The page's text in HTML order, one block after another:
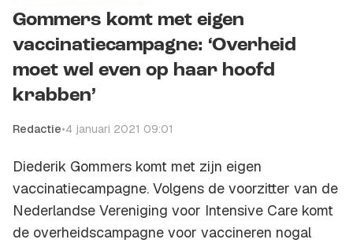
Gommers komt met eigen
vaccinatiecampagne: ‘Overheid
moet wel even op haar hoofd
krabben’
Redactie•4 januari 2021 09:01
Diederik Gommers komt met zijn eigen
vaccinatiecampagne. Volgens de voorzitter van de
Nederlandse Vereniging voor Intensive Care komt
de overheidscampagne voor vaccineren nogal